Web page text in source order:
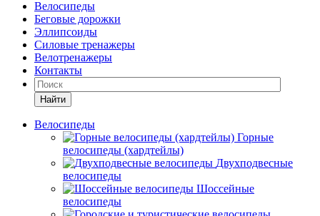
Велосипеды
Беговые дорожки
Эллипсоиды
Силовые тренажеры
Велотренажеры
Контакты
Найти
Велосипеды
Горные
велосипеды (хардтейлы)
Двухподвесные
велосипеды
Шоссейные
велосипеды